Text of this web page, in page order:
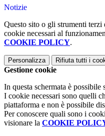
Notizie
Questo sito o gli strumenti
cookie necessari al
COOKIE POLICY.
Personalizza Rifiuta tutti i
Gestione cookie
In questa schermata è
I cookie necessari sono quelli
piattaforma e non è possibile
Per conoscere quali sono i
visionare la COOKIE